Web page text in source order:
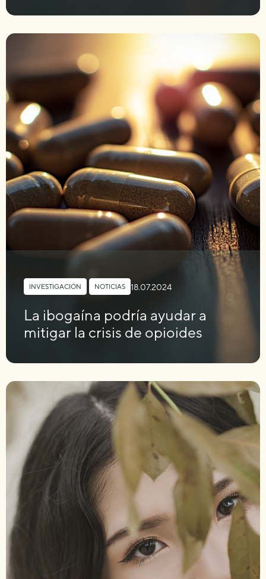
INVESTIGACIÓN NOTICIAS 18.07.2024
La ibogaína podría ayudar a
mitigar la crisis de opioides